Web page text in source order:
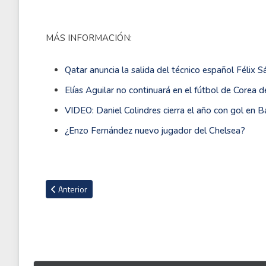
MÁS INFORMACIÓN:
Qatar anuncia la salida del técnico español Félix
Elías Aguilar no continuará en el fútbol de Corea
VIDEO: Daniel Colindres cierra el año con gol en
¿Enzo Fernández nuevo jugador del Chelsea?
Artículo anterior: Preparador físico del Saprissa: “Tenemos
Anterior